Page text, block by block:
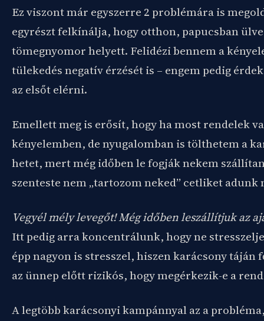
Ez viszont már egyszerre 2 problémára is
egyrészt felkínálja, hogy otthon, papucsban
tömegnyomor helyett. Felidézi bennem a
tülekedés negatív érzését is – engem pedig
az elsőt elérni.
Emellett meg is erősít, hogy ha most rendelek
kényelemben, de nyugalomban is tölthetem a
hetet, mert még időben le fogják nekem
szenteste nem „tartozom neked” cetliket adunk
Vegyél mély levegőt! Még időben leszállítjuk az
Itt pedig arra koncentrálunk, hogy ne
épp nagyon is stresszel, hiszen karácsony táján
az ünnep előtt rizikós, hogy megérkezik-e a
A legtöbb karácsonyi kampánnyal az a